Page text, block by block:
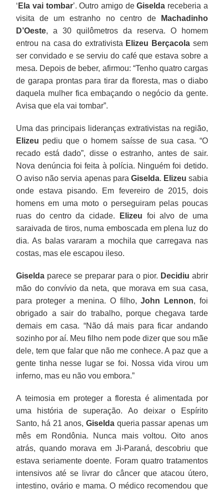
‘ Ela vai tombar’. Outro amigo deGiselda receberia a
visita de um estranho no centro de
Machadinho
D’Oeste, a 30 quilômetros da reserva. O homem
entrou na casa do extrativista Elizeu Berçacola sem
ser convidado e se serviu do café que estava sobre a
mesa. Depois de beber, afirmou: “Tenho quatro cargas
de garapa prontas para tirar da floresta, mas o diabo
daquela mulher fica embaçando o negócio da gente.
Avisa que ela vai tombar”.
Uma das principais lideranças extrativistas na região,
Elizeu pediu que o homem saísse de sua casa. “O
recado está dado”, disse o estranho, antes de sair.
Nova denúncia foi feita à polícia. Ninguém foi detido.
O aviso não servia apenas para Giselda. Elizeu sabia
onde estava pisando. Em fevereiro de 2015, dois
homens em uma moto o perseguiram pelas poucas
ruas do centro da cidade. Elizeu foi alvo de uma
saraivada de tiros, numa emboscada em plena luz do
dia. As balas vararam a mochila que carregava nas
costas, mas ele escapou ileso.
Giselda parece se preparar para o pior. Decidiu abrir
mão do convívio da neta, que morava em sua casa,
para proteger a menina. O filho,John Lennon, foi
obrigado a sair do trabalho, porque chegava tarde
demais em casa. “Não dá mais para ficar andando
sozinho por aí. Meu filho nem pode dizer que sou mãe
dele, tem que falar que não me conhece. A paz que a
gente tinha nesse lugar se foi. Nossa vida virou um
inferno, mas eu não vou embora.”
A teimosia em proteger a floresta é alimentada por
uma história de superação. Ao deixar o Espírito
Santo, há 21 anos, Giselda queria passar apenas um
mês em Rondônia. Nunca mais voltou. Oito anos
atrás, quando morava em Ji-Paraná, descobriu que
estava seriamente doente. Foram quatro tratamentos
intensivos até se livrar do câncer que atacou útero,
intestino, ovário e mama. O médico recomendou que